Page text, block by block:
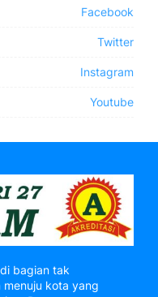
Facebook
Twitter
Instagram
Youtube
bagian tak
kota yang